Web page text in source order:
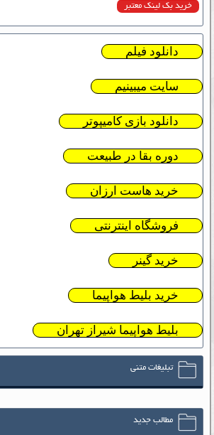
خرید بک لینک معتبر
دانلود فیلم
سایت میبینیم
دانلود بازی کامیپوتر
دوره بقا در طبیعت
خرید هاست ارزان
فروشگاه اینترنتی
خرید گینر
خرید بلیط هواپیما
بلیط هواپیما شیراز تهران
تبلیغات متنی
مطالب جدید